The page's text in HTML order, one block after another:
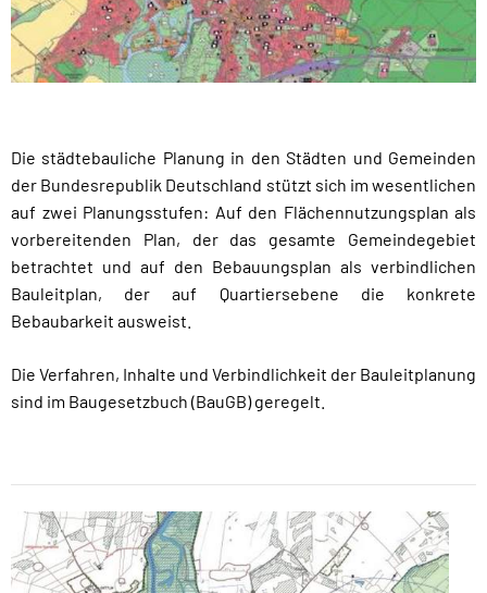
Die städtebauliche Planung in den Städten und Gemeinden
der Bundesrepublik Deutschland stützt sich im wesentlichen
auf zwei Planungsstufen: Auf den Flächennutzungsplan als
vorbereitenden Plan, der das gesamte Gemeindegebiet
betrachtet und auf den Bebauungsplan als verbindlichen
Bauleitplan, der auf Quartiersebene die konkrete
Bebaubarkeit ausweist.
Die Verfahren, Inhalte und Verbindlichkeit der Bauleitplanung
sind im Baugesetzbuch (BauGB) geregelt.